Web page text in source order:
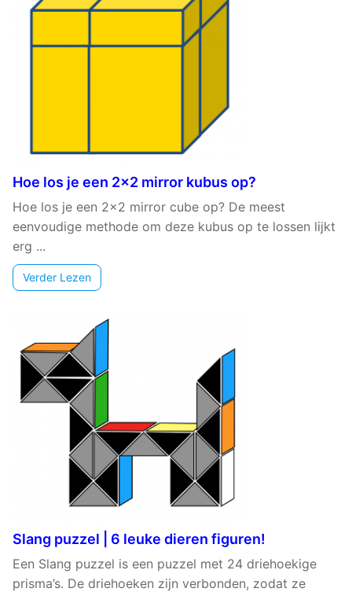
Hoe los je een 2×2 mirror kubus op?
Hoe los je een 2x2 mirror cube op? De meest
eenvoudige methode om deze kubus op te lossen lijkt
erg ...
Verder Lezen
Slang puzzel | 6 leuke dieren figuren!
Een Slang puzzel is een puzzel met 24 driehoekige
prisma’s. De driehoeken zijn verbonden, zodat ze